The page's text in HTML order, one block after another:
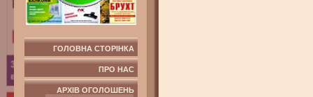
ГОЛОВНА СТОРІНКА
ПРО НАС
АРХІВ ОГОЛОШЕНЬ